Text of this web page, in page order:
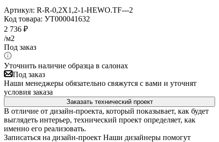
Артикул: R-R-0,2X1,2-1-HEWO.TF---2
Код товара: УТ000041632
2 736 ₽
/м2
Под заказ
Уточнить наличие образца в салонах
Под заказ
Наши менеджеры обязательно свяжутся с вами и уточнят
условия заказа
Заказать технический проект
В отличие от дизайн-проекта, который показывает, как будет
выглядеть интерьер, технический проект определяет, как
именно его реализовать.
Записаться на дизайн-проект Наши дизайнеры помогут